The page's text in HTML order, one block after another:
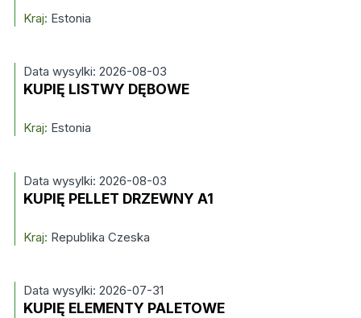
Kraj: Estonia
Data wysylki: 2026-08-03
KUPIĘ LISTWY DĘBOWE
Kraj: Estonia
Data wysylki: 2026-08-03
KUPIĘ PELLET DRZEWNY A1
Kraj: Republika Czeska
Data wysylki: 2026-07-31
KUPIĘ ELEMENTY PALETOWE